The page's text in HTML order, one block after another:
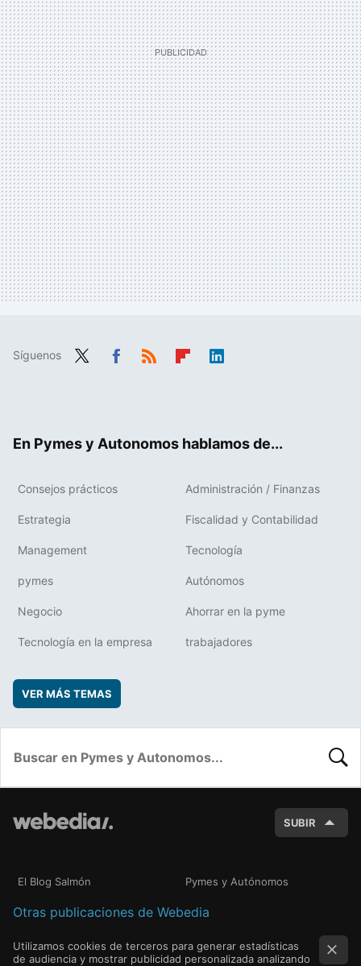
Síguenos
En Pymes y Autonomos hablamos de...
Consejos prácticos Administración / Finanzas
Estrategia Fiscalidad y Contabilidad
Management Tecnología
pymes Autónomos
Negocio Ahorrar en la pyme
Tecnología en la empresa trabajadores
VER MÁS TEMAS
SUBIR
El Blog Salmón Pymes y Autónomos
Otras publicaciones de Webedia
Utilizamos cookies de terceros para generar estadísticas
de audiencia y mostrar publicidad personalizada analizando